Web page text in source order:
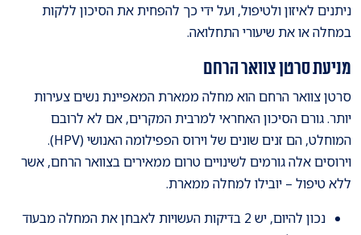
ניתנים לאיזון ולטיפול, ועל ידי כך להפחית את הסיכון ללקות
במחלה או את שיעורי התחלואה.
מניעת סרטן צוואר הרחם
סרטן צוואר הרחם הוא מחלה ממארת המאפיינת נשים צעירות
יותר. גורם הסיכון האחראי למרבית המקרים, אם לא לרובם
המוחלט, הם זנים שונים של וירוס הפפילומה האנושי (HPV).
וירוסים אלה גורמים לשינויים טרום ממאירים בצוואר הרחם, אשר
ללא טיפול – יובילו למחלה ממארת.
נכון להיום, יש 2 בדיקות העשויות לאבחן את המחלה מבעוד